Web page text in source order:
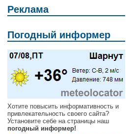
Реклама
Погодный информер
Хотите повысить информативность и
привлекательность своего сайта?
Установите себе на страницы наш
погодный информер!